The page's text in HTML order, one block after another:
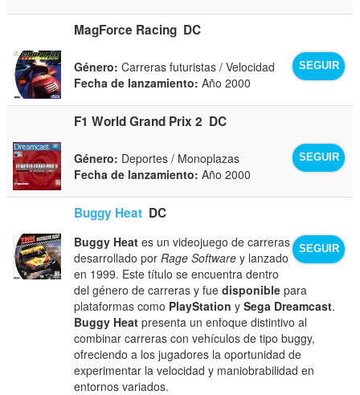
MagForce Racing DC
SEGUIR
Género: Carreras futuristas / Velocidad
Fecha de lanzamiento: Año 2000
F1 World Grand Prix 2 DC
SEGUIR
Género: Deportes / Monoplazas
Fecha de lanzamiento: Año 2000
Buggy Heat DC
SEGUIR
Buggy Heat es un videojuego de carreras
desarrollado por Rage Software y lanzado
en 1999. Este título se encuentra dentro
del género de carreras y fuedisponible para
plataformas como PlayStation ySega Dreamcast.
Buggy Heat presenta un enfoque distintivo al
combinar carreras con vehículos de tipo buggy,
ofreciendo a los jugadores la oportunidad de
experimentar la velocidad y maniobrabilidad en
entornos variados.